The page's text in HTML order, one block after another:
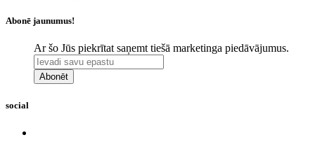
Abonē jaunumus!
Ar šo Jūs piekrītat saņemt tiešā marketinga piedāvājumus.
Abonēt
social